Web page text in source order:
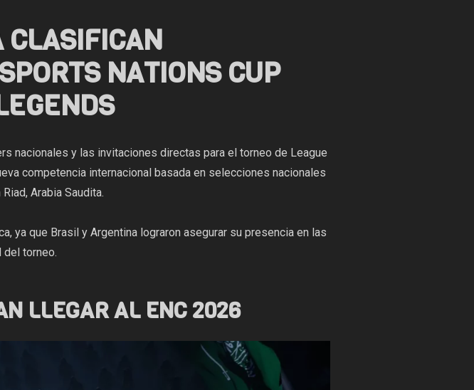
CLASIFICAN
NATIONS CUP
nacionales y las invitaciones directas para el torneo de League
competencia internacional basada en selecciones nacionales
Arabia Saudita.
ya que Brasil y Argentina lograron asegurar su presencia en las
del torneo.
LLEGAR AL ENC 2026